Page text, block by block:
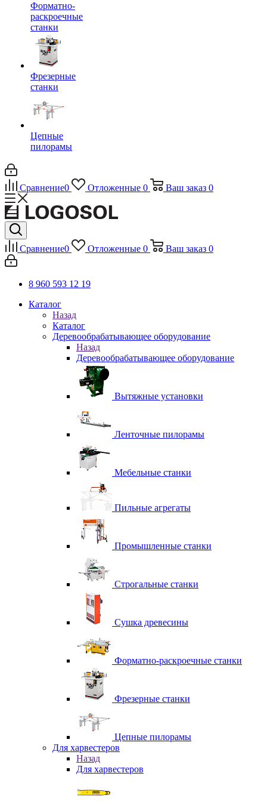
Форматно-
раскроечные
станки
Фрезерные
станки
Цепные
пилорамы
Сравнение0 Отложенные 0 Ваш заказ 0
Сравнение0 Отложенные 0 Ваш заказ 0
8 960 593 12 19
Каталог
Назад
Каталог
Деревообрабатывающее оборудование
Назад
Деревообрабатывающее оборудование
Вытяжные установки
Ленточные пилорамы
Мебельные станки
Пильные агрегаты
Промышленные станки
Строгальные станки
Сушка древесины
Форматно-раскроечные станки
Фрезерные станки
Цепные пилорамы
Для харвестеров
Назад
Для харвестеров